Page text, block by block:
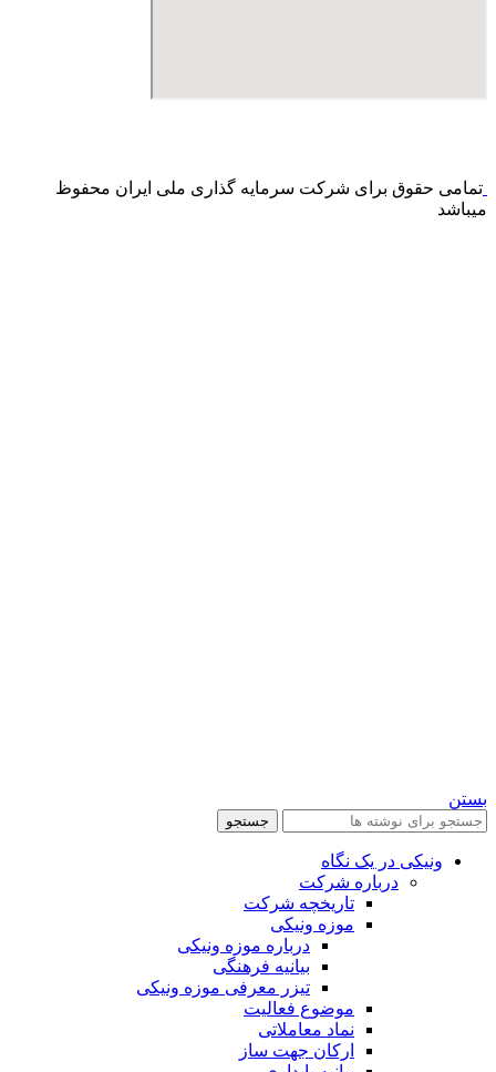
تمامی حقوق برای شرکت سرمایه گذاری ملی ایران محفوظ
میباشد
بستن
جستجو
ونیکی در یک نگاه
درباره شرکت
تاریخچه شرکت
موزه ونیکی
درباره موزه ونیکی
بیانیه فرهنگی
تیزر معرفی موزه ونیکی
موضوع فعالیت
نماد معاملاتی
ارکان جهت ساز